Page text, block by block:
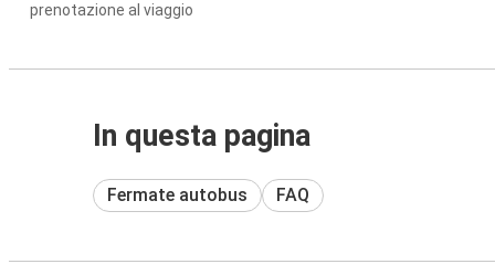
prenotazione al viaggio
In questa pagina
Fermate autobus FAQ